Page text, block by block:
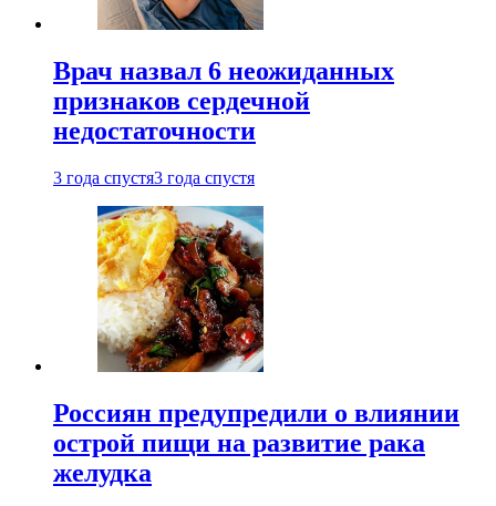
Врач назвал 6 неожиданных
признаков сердечной
недостаточности
3 года спустя3 года спустя
Россиян предупредили о влиянии
острой пищи на развитие рака
желудка